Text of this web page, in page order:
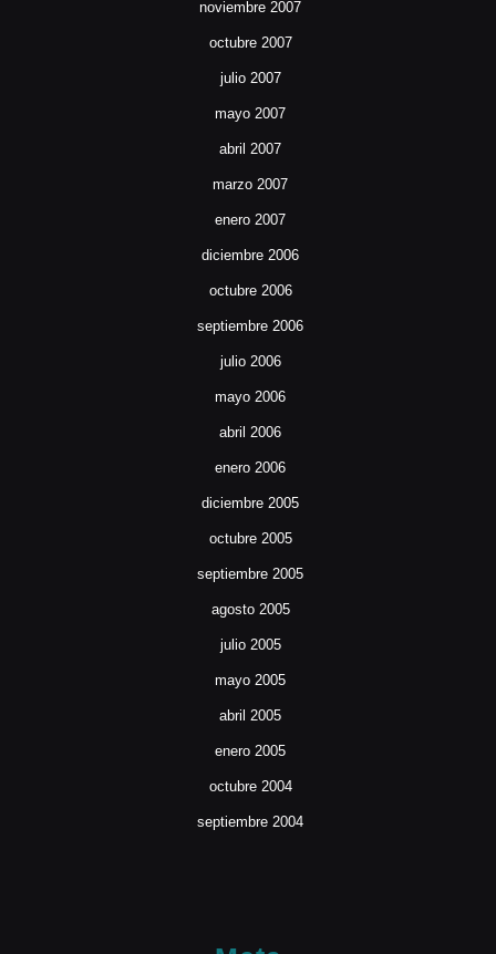
noviembre 2007
octubre 2007
julio 2007
mayo 2007
abril 2007
marzo 2007
enero 2007
diciembre 2006
octubre 2006
septiembre 2006
julio 2006
mayo 2006
abril 2006
enero 2006
diciembre 2005
octubre 2005
septiembre 2005
agosto 2005
julio 2005
mayo 2005
abril 2005
enero 2005
octubre 2004
septiembre 2004